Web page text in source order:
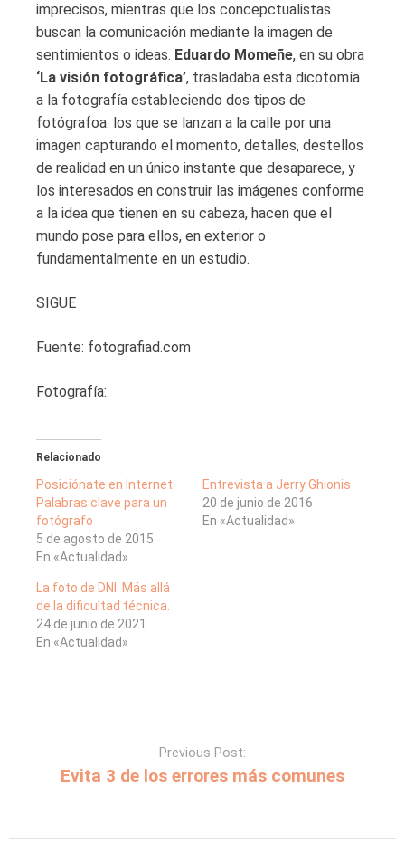
imprecisos, mientras que los concepctualistas
buscan la comunicación mediante la imagen de
sentimientos o ideas. Eduardo Momeñe, en su obra
‘La visión fotográfica’, trasladaba esta dicotomía
a la fotografía estableciendo dos tipos de
fotógrafoa: los que se lanzan a la calle por una
imagen capturando el momento, detalles, destellos
de realidad en un único instante que desaparece, y
los interesados en construir las imágenes conforme
a la idea que tienen en su cabeza, hacen que el
mundo pose para ellos, en exterior o
fundamentalmente en un estudio.
SIGUE
Fuente: fotografiad.com
Fotografía:
Relacionado
Posiciónate en Internet.
Palabras clave para un
fotógrafo
5 de agosto de 2015
En «Actualidad»
Entrevista a Jerry Ghionis
20 de junio de 2016
En «Actualidad»
La foto de DNI: Más allá
de la dificultad técnica.
24 de junio de 2021
En «Actualidad»
Previous Post:
Evita 3 de los errores más comunes